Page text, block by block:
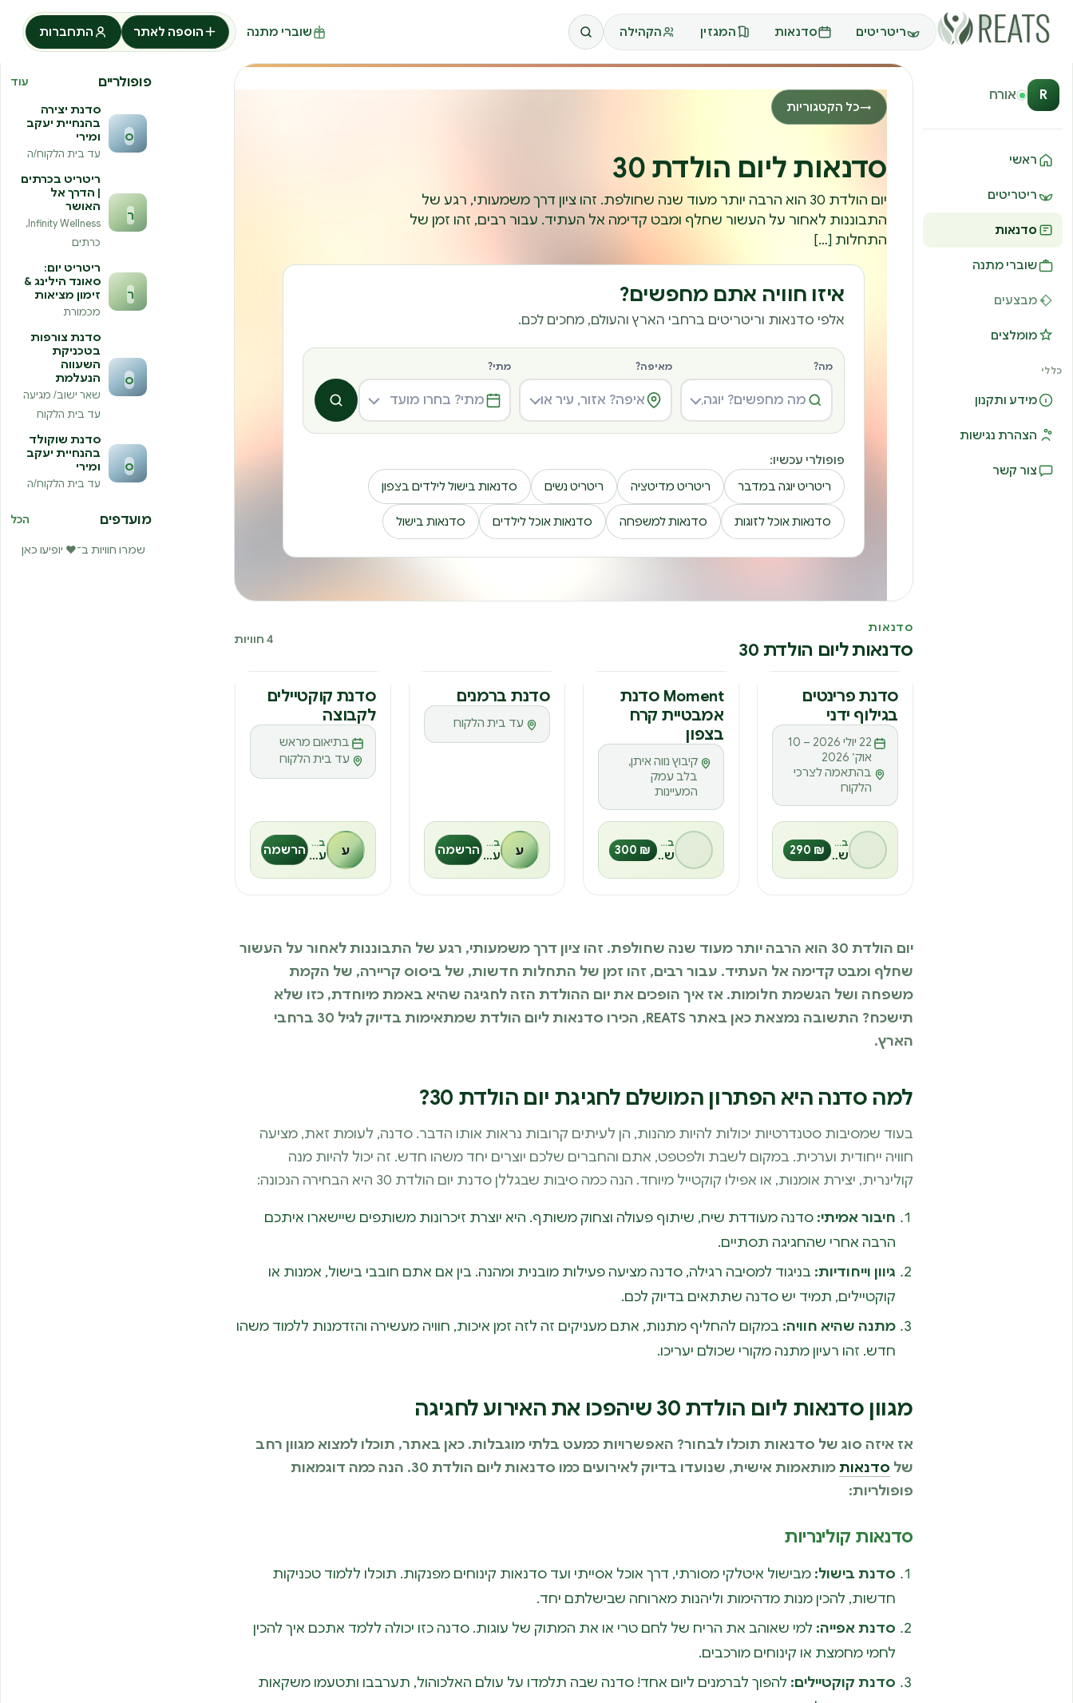
ריטריטים סדנאות המגזין הקהילה שוברי מתנה הוספה לאתר התחברות
R אורח
ראשי
ריטריטים
סדנאות
שוברי מתנה
מבצעים
מומלצים
כללי
מידע ותקנון
הצהרת נגישות
צור קשר
→כל הקטגוריות
סדנאות ליום הולדת 30
יום הולדת 30 הוא הרבה יותר מעוד שנה שחולפת. זהו ציון דרך משמעותי, רגע של
התבוננות לאחור על העשור שחלף ומבט קדימה אל העתיד. עבור רבים, זהו זמן של
התחלות […]
איזו חוויה אתם מחפשים?
אלפי סדנאות וריטריטים ברחבי הארץ והעולם, מחכים לכם.
מה? מאיפה? מתי?
חיפוש
פופולרי עכשיו:
ריטריט יוגה במדבר
ריטריט מדיטציה ריטריט נשים סדנאות בישול לילדים בצפון
סדנאות אוכל לזוגות סדנאות למשפחה סדנאות אוכל לילדים סדנאות בישול
סדנאות
סדנאות ליום הולדת 30 4 חוויות
סדנת פרינטים
בגילוף ידני
22 יולי 2026 – 10
אוק׳ 2026
בהתאמה לצרכי
הלקוח
בהנחיית
שיה אלגזי ₪ 290
סדנה
M
Moment סדנת
אמבטיית קרח
בצפון
קיבוץ נווה איתן,
בלב עמק
המעיינות
בהנחיית
שלומי ₪ 300
סדנה
ס
סדנת ברמנים
עד בית הלקוח
ע בהנחיית
עמי שמואל הרשמה
סדנה
ס
סדנת קוקטיילים
לקבוצה
בתיאום מראש
עד בית הלקוח
ע בהנחיית
עמי שמואל הרשמה
יום הולדת 30 הוא הרבה יותר מעוד שנה שחולפת. זהו ציון דרך משמעותי, רגע של התבוננות לאחור על העשור
שחלף ומבט קדימה אל העתיד. עבור רבים, זהו זמן של התחלות חדשות, של ביסוס קריירה, של הקמת
משפחה ושל הגשמת חלומות. אז איך הופכים את יום ההולדת הזה לחגיגה שהיא באמת מיוחדת, כזו שלא
תישכח? התשובה נמצאת כאן באתר REATS, הכירו סדנאות ליום הולדת שמתאימות בדיוק לגיל 30 ברחבי
הארץ.
למה סדנה היא הפתרון המושלם לחגיגת יום הולדת 30?
בעוד שמסיבות סטנדרטיות יכולות להיות מהנות, הן לעיתים קרובות נראות אותו הדבר. סדנה, לעומת זאת, מציעה
חוויה ייחודית וערכית. במקום לשבת ולפטפט, אתם והחברים שלכם יוצרים יחד משהו חדש. זה יכול להיות מנה
קולינרית, יצירת אומנות, או אפילו קוקטייל מיוחד. הנה כמה סיבות שבגללן סדנת יום הולדת 30 היא הבחירה הנכונה:
חיבור אמיתי: סדנה מעודדת שיח, שיתוף פעולה וצחוק משותף. היא יוצרת זיכרונות משותפים שיישארו איתכם
הרבה אחרי שהחגיגה תסתיים.
גיוון וייחודיות: בניגוד למסיבה רגילה, סדנה מציעה פעילות מובנית ומהנה. בין אם אתם חובבי בישול, אמנות או
קוקטיילים, תמיד יש סדנה שתתאים בדיוק לכם.
מתנה שהיא חוויה: במקום להחליף מתנות, אתם מעניקים זה לזה זמן איכות, חוויה מעשירה והזדמנות ללמוד משהו
חדש. זהו רעיון מתנה מקורי שכולם יעריכו.
מגוון סדנאות ליום הולדת 30 שיהפכו את האירוע לחגיגה
אז איזה סוג של סדנאות תוכלו לבחור? האפשרויות כמעט בלתי מוגבלות. כאן באתר, תוכלו למצוא מגוון רחב
של סדנאות
מותאמות אישית, שנועדו בדיוק לאירועים כמו סדנאות ליום הולדת 30. הנה כמה דוגמאות
פופולריות:
סדנאות קולינריות
סדנת בישול: מבישול איטלקי מסורתי, דרך אוכל אסייתי ועד סדנאות קינוחים מפנקות. תוכלו ללמוד טכניקות
חדשות, להכין מנות מדהימות וליהנות מארוחה שבישלתם יחד.
סדנת אפייה: למי שאוהב את הריח של לחם טרי או את המתוק של עוגות. סדנה כזו יכולה ללמד אתכם איך להכין
לחמי מחמצת או קינוחים מורכבים.
סדנת קוקטיילים: להפוך לברמנים ליום אחד! סדנה שבה תלמדו על עולם האלכוהול, תערבבו ותטעמו משקאות
פופולריים עוד
ס
סדנת יצירה
בהנחיית יעקב
ומירי
עד בית הלקוח/ה
ר
ריטריט בכרתים
| הדרך אל
האושר
Infinity Wellness,
כרתים
ר
ריטריט יום:
סאונד הילינג &
זימון מציאות
מכמורת
ס
סדנת צורפות
בטכניקת
השעווה
הנעלמת
שאר ישוב/ מגיעה
עד בית הלקוח
ס
סדנת שוקולד
בהנחיית יעקב
ומירי
עד בית הלקוח/ה
מועדפים הכל
שמרו חוויות ב־❤️ יופיעו כאן